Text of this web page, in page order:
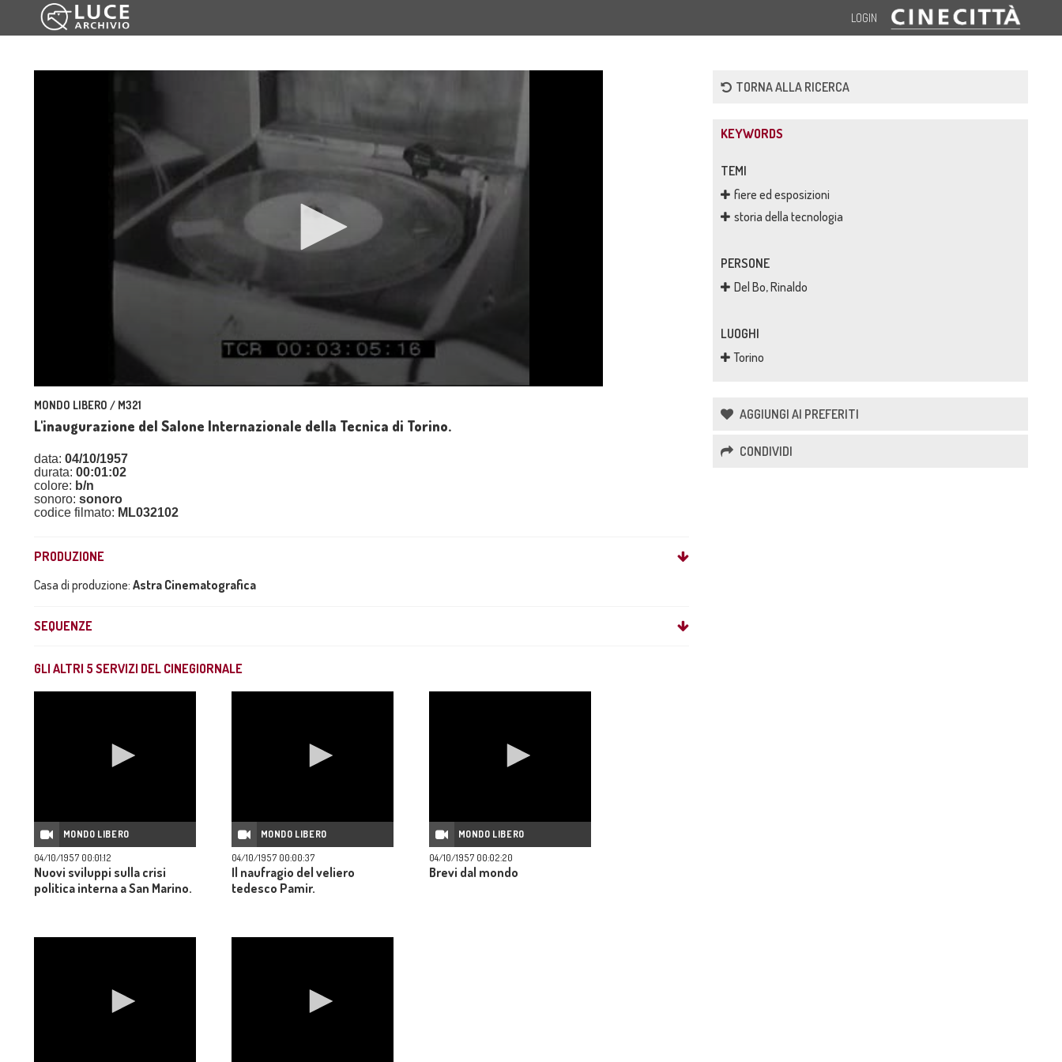
LOGIN
MONDO LIBERO / M321
L'inaugurazione del Salone Internazionale della Tecnica di Torino.
data: 04/10/1957
durata: 00:01:02
colore: b/n
sonoro: sonoro
codice filmato: ML032102
PRODUZIONE
Casa di produzione: Astra Cinematografica
SEQUENZE
GLI ALTRI 5 SERVIZI DEL CINEGIORNALE
MONDO LIBERO
04/10/1957 00:01:12
Nuovi sviluppi sulla crisi
politica interna a San Marino.
MONDO LIBERO
04/10/1957 00:00:37
Il naufragio del veliero
tedesco Pamir.
MONDO LIBERO
04/10/1957 00:02:20
Brevi dal mondo
TORNA ALLA RICERCA
KEYWORDS
TEMI
fiere ed esposizioni
storia della tecnologia
PERSONE
Del Bo, Rinaldo
LUOGHI
Torino
AGGIUNGI AI PREFERITI
CONDIVIDI